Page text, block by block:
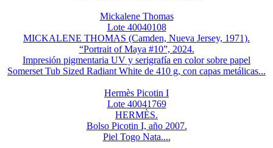
Mickalene Thomas
Lote 40040108
MICKALENE THOMAS (Camden, Nueva Jersey, 1971).
“Portrait of Maya #10”, 2024.
Impresión pigmentaria UV y serigrafía en color sobre papel
Somerset Tub Sized Radiant White de 410 g, con capas metálicas...
Hermès Picotin I
Lote 40041769
HERMÈS.
Bolso Picotin I, año 2007.
Piel Togo Nata....